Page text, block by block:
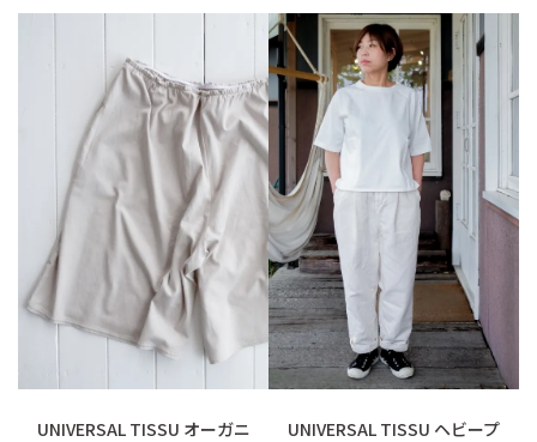
UNIVERSAL TISSU オーガニ
UNIVERSAL TISSU ヘビープ